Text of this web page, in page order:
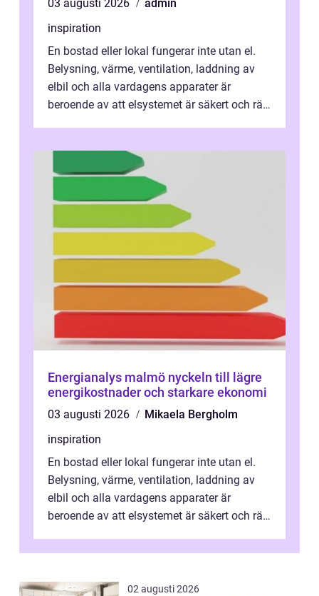
03 augusti 2026
admin
inspiration
En bostad eller lokal fungerar inte utan el.
Belysning, värme, ventilation, laddning av
elbil och alla vardagens apparater är
beroende av att elsystemet är säkert och rätt
Energianalys malmö nyckeln till lägre
energikostnader och starkare ekonomi
03 augusti 2026
Mikaela Bergholm
inspiration
En bostad eller lokal fungerar inte utan el.
Belysning, värme, ventilation, laddning av
elbil och alla vardagens apparater är
beroende av att elsystemet är säkert och rätt
02 augusti 2026